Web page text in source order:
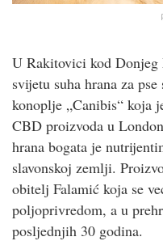
U Rakitovici kod
svijetu suha hrana za
konoplje „Canibis“ koja
CBD proizvoda u
hrana bogata je
slavonskoj zemlji.
obitelj Falamić koja se
poljoprivredom, a u
posljednjih 30 godina.